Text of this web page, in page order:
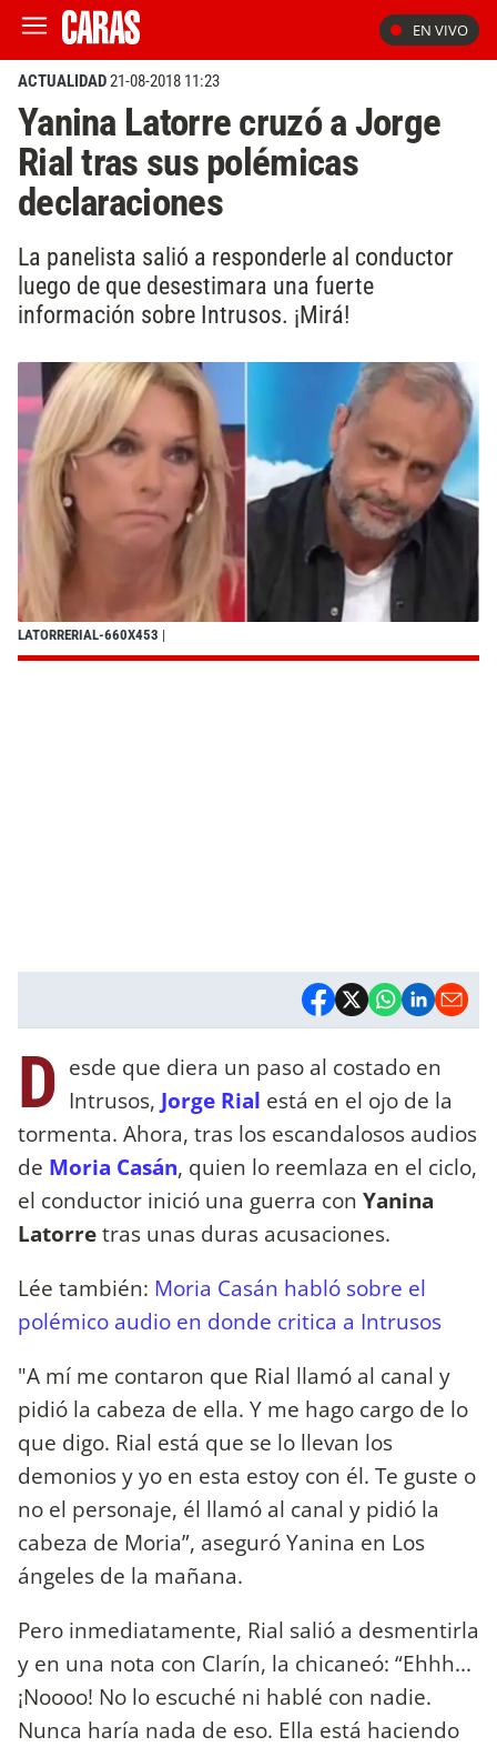
EN VIVO
ACTUALIDAD21-08-2018 11:23
Yanina Latorre cruzó a Jorge
Rial tras sus polémicas
declaraciones
La panelista salió a responderle al conductor
luego de que desestimara una fuerte
información sobre Intrusos. ¡Mirá!
LATORRERIAL-660X453 |
D esde que diera un paso al costado en
Intrusos, Jorge Rial está en el ojo de la
tormenta. Ahora, tras los escandalosos audios
de Moria Casán, quien lo reemlaza en el ciclo,
el conductor inició una guerra con Yanina
Latorretras unas duras acusaciones.
Lée también: Moria Casán habló sobre el
polémico audio en donde critica a Intrusos
"A mí me contaron que Rial llamó al canal y
pidió la cabeza de ella. Y me hago cargo de lo
que digo. Rial está que se lo llevan los
demonios y yo en esta estoy con él. Te guste o
no el personaje, él llamó al canal y pidió la
cabeza de Moria”, aseguró Yanina en Los
ángeles de la mañana.
Pero inmediatamente, Rial salió a desmentirla
y en una nota con Clarín, la chicaneó: “Ehhh...
¡Noooo! No lo escuché ni hablé con nadie.
Nunca haría nada de eso. Ella está haciendo